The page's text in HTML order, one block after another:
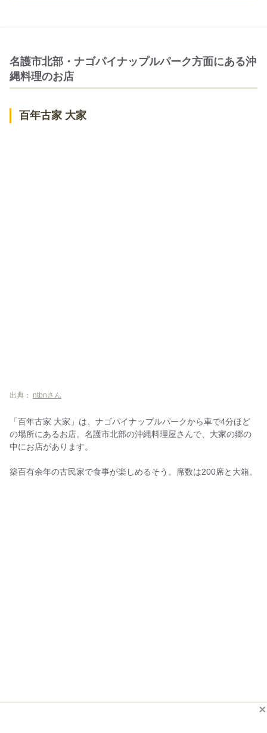
名護市北部・ナゴパイナップルパーク方面にある沖
縄料理のお店
百年古家 大家
出典： ntbnさん
「百年古家 大家」は、ナゴパイナップルパークから車で4分ほど
の場所にあるお店。名護市北部の沖縄料理屋さんで、大家の郷の
中にお店があります。
築百有余年の古民家で食事が楽しめるそう。席数は200席と大箱。